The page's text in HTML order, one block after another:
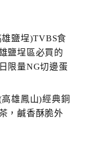
鹽埕)TVBS食
鹽埕區必買的
限量NG切邊蛋
雄鳳山)經典銅
，鹹香酥脆外